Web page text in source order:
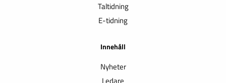
Taltidning
E-tidning
Innehåll
Nyheter